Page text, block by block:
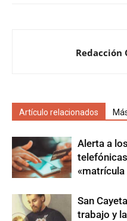
Redacción
Artículo relacionados
Alerta a
San
trabajo y